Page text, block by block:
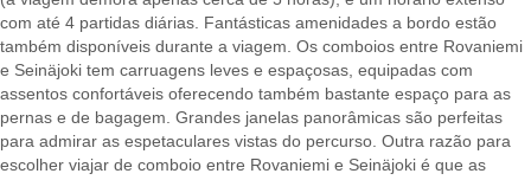
com até 4 partidas diárias. Fantásticas amenidades a bordo estão
também disponíveis durante a viagem. Os comboios entre Rovaniemi
e Seinäjoki tem carruagens leves e espaçosas, equipadas com
assentos confortáveis oferecendo também bastante espaço para as
pernas e de bagagem. Grandes janelas panorâmicas são perfeitas
para admirar as espetaculares vistas do percurso. Outra razão para
escolher viajar de comboio entre Rovaniemi e Seinäjoki é que as